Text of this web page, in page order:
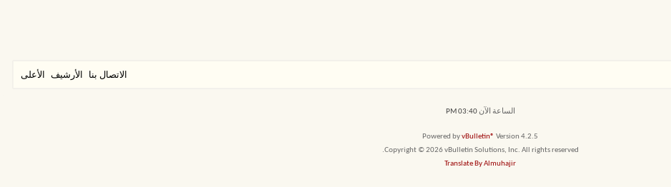
الاتصال بنا الأرشيف الأعلى
الساعة الآن03:40 PM
Powered byvBulletin® Version 4.2.5
Copyright © 2026 vBulletin Solutions, Inc. All rights reserved.
Translate By Almuhajir